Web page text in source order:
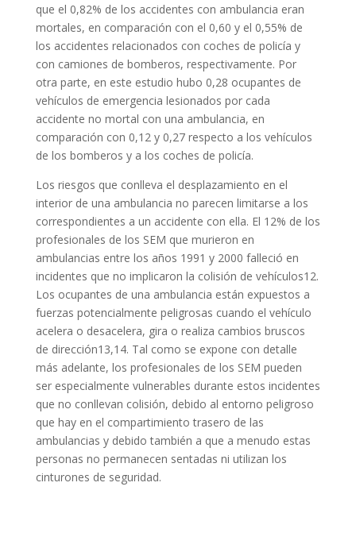
que el 0,82% de los accidentes con ambulancia eran
mortales, en comparación con el 0,60 y el 0,55% de
los accidentes relacionados con coches de policía y
con camiones de bomberos, respectivamente. Por
otra parte, en este estudio hubo 0,28 ocupantes de
vehículos de emergencia lesionados por cada
accidente no mortal con una ambulancia, en
comparación con 0,12 y 0,27 respecto a los vehículos
de los bomberos y a los coches de policía.
Los riesgos que conlleva el desplazamiento en el
interior de una ambulancia no parecen limitarse a los
correspondientes a un accidente con ella. El 12% de los
profesionales de los SEM que murieron en
ambulancias entre los años 1991 y 2000 falleció en
incidentes que no implicaron la colisión de vehículos12.
Los ocupantes de una ambulancia están expuestos a
fuerzas potencialmente peligrosas cuando el vehículo
acelera o desacelera, gira o realiza cambios bruscos
de dirección13,14. Tal como se expone con detalle
más adelante, los profesionales de los SEM pueden
ser especialmente vulnerables durante estos incidentes
que no conllevan colisión, debido al entorno peligroso
que hay en el compartimiento trasero de las
ambulancias y debido también a que a menudo estas
personas no permanecen sentadas ni utilizan los
cinturones de seguridad.